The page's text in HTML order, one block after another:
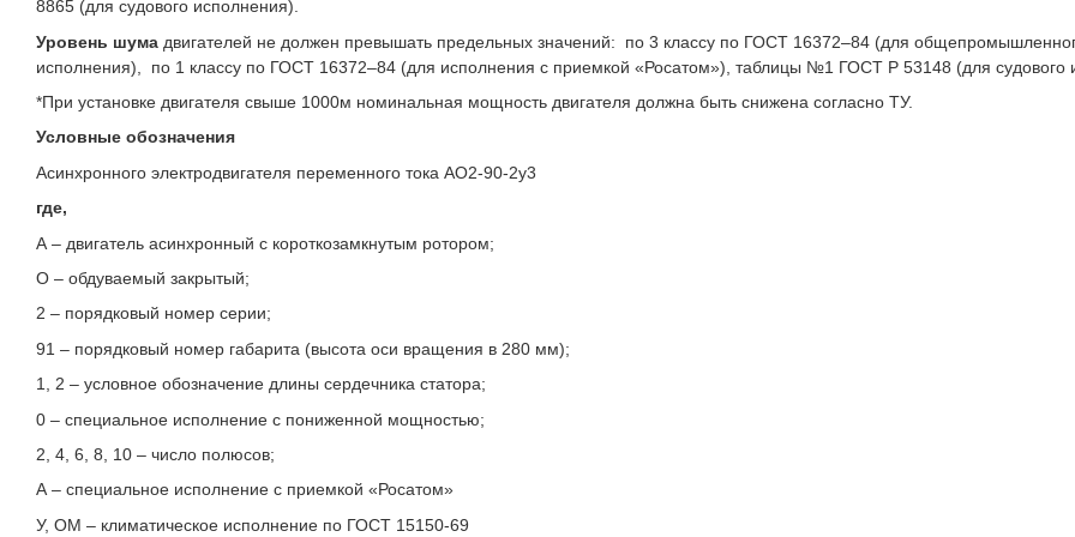
8865 (для судового исполнения).
Уровень шума двигателей не должен превышать предельных значений: по 3 классу по ГОСТ 16372–84 (для
исполнения), по 1 классу по ГОСТ 16372–84 (для исполнения с приемкой «Росатом»), таблицы №1 ГОСТ Р 53148 (для судового
*При установке двигателя свыше 1000м номинальная мощность двигателя должна быть снижена согласно ТУ.
Условные обозначения
Асинхронного электродвигателя переменного тока АО2-90-2у3
где,
А – двигатель асинхронный с короткозамкнутым ротором;
О – обдуваемый закрытый;
2 – порядковый номер серии;
91 – порядковый номер габарита (высота оси вращения в 280 мм);
1, 2 – условное обозначение длины сердечника статора;
0 – специальное исполнение с пониженной мощностью;
2, 4, 6, 8, 10 – число полюсов;
А – специальное исполнение с приемкой «Росатом»
У, ОМ – климатическое исполнение по ГОСТ 15150-69